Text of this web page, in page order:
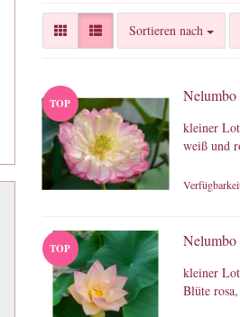
Sortieren nach
Sortieren nach
TOP Nelumbo
kleiner
weiß und
TOP
kleiner
Blüte